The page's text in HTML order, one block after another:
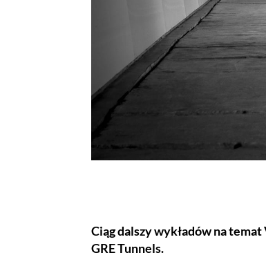
Ciąg dalszy wykładów na
GRE Tunnels.